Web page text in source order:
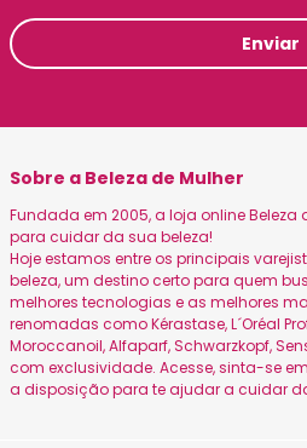
Enviar
Sobre a Beleza de Mulher
Fundada em 2005, a loja online Beleza
para cuidar da sua beleza!
Hoje estamos entre os principais
beleza, um destino certo para quem
melhores tecnologias e as melhores
renomadas como Kérastase, L´Oréal
Moroccanoil, Alfaparf, Schwarzkopf,
com exclusividade. Acesse, sinta-se
a disposição para te ajudar a cuidar